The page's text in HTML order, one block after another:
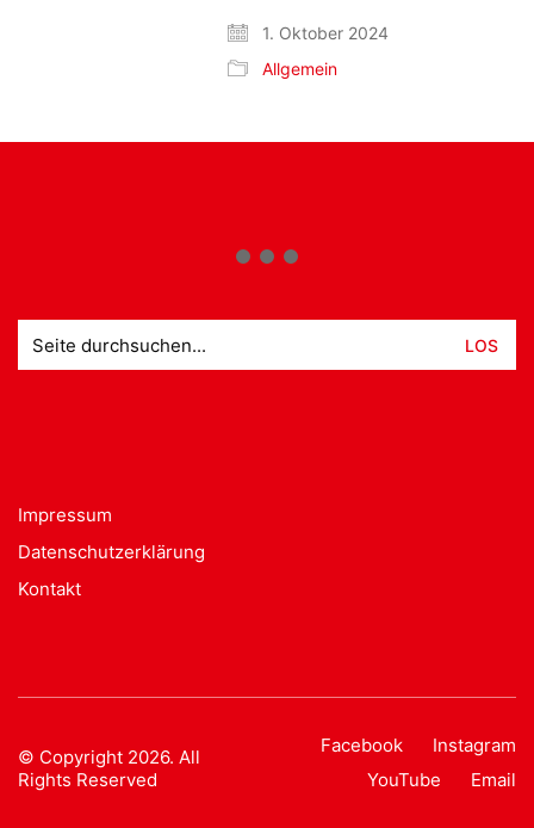
1. Oktober 2024
Allgemein
nach:
Impressum
Datenschutzerklärung
Kontakt
Facebook
Instagram
YouTube
Email
© Copyright 2026. All
Rights Reserved